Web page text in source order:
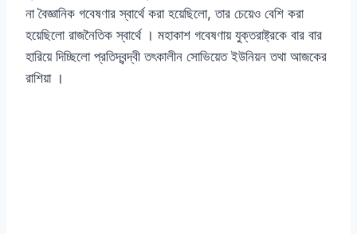
না বৈজ্ঞানিক গবেষণার স্বার্থে করা হয়েছিলো, তার চেয়েও বেশি করা
হয়েছিলো রাজনৈতিক স্বার্থে । মহাকাশ গবেষণায় যুক্তরাষ্ট্রকে বার বার
হারিয়ে দিচ্ছিলো প্রতিদ্বন্দ্বী তৎকালীন সোভিয়েত ইউনিয়ন তথা আজকের
রাশিয়া ।